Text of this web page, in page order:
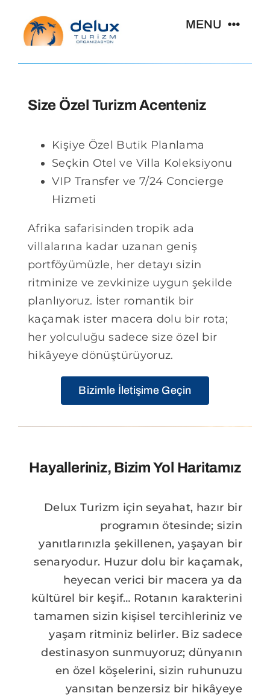
content
MENU
Size Özel Gruplar
Seyahat Rotaları
Organizasyonlar
Blog
Size Özel Turizm Acenteniz
Kişiye Özel Butik Planlama
Seçkin Otel ve Villa Koleksiyonu
VIP Transfer ve 7/24 Concierge
Hizmeti
Afrika safarisinden tropik ada
villalarına kadar uzanan geniş
portföyümüzle, her detayı sizin
ritminize ve zevkinize uygun şekilde
planlıyoruz. İster romantik bir
kaçamak ister macera dolu bir rota;
her yolculuğu sadece size özel bir
hikâyeye dönüştürüyoruz.
Bizimle İletişime Geçin
Hayalleriniz, Bizim Yol Haritamız
Delux Turizm için seyahat, hazır bir
programın ötesinde; sizin
yanıtlarınızla şekillenen, yaşayan bir
senaryodur. Huzur dolu bir kaçamak,
heyecan verici bir macera ya da
kültürel bir keşif… Rotanın karakterini
tamamen sizin kişisel tercihleriniz ve
yaşam ritminiz belirler. Biz sadece
destinasyon sunmuyoruz; dünyanın
en özel köşelerini, sizin ruhunuzu
yansıtan benzersiz bir hikâyeye